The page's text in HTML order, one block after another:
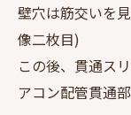
壁穴は筋交いを
像二枚目)
この後、貫通ス
アコン配管貫通